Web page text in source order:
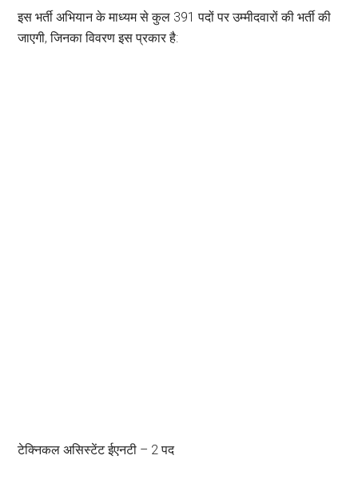
इस भर्ती अभियान के माध्यम से कुल 391 पदों पर उम्मीदवारों की भर्ती की
जाएगी, जिनका विवरण इस प्रकार है:
टेक्निकल असिस्टेंट ईएनटी – 2 पद